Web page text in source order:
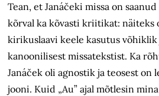
Tean, et Janáčeki missa on
kõrval ka kõvasti kriitikat: näiteks
kirikuslaavi keele kasutus
kanoonilisest missatekstist. Ka
Janáček oli agnostik ja teosest on
jooni. Kuid „Au” ajal mõtlesin